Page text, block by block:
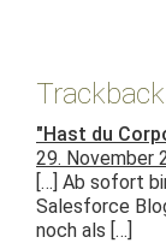
"Hast du
29. November
[…] Ab sofort
Sales­force
noch als […]